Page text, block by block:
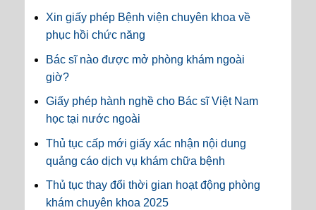
Xin giấy phép Bệnh viện chuyên khoa về
phục hồi chức năng
Bác sĩ nào được mở phòng khám ngoài
giờ?
Giấy phép hành nghề cho Bác sĩ Việt Nam
học tại nước ngoài
Thủ tục cấp mới giấy xác nhận nội dung
quảng cáo dịch vụ khám chữa bệnh
Thủ tục thay đổi thời gian hoạt động phòng
khám chuyên khoa 2025